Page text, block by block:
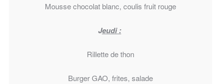
Mousse chocolat blanc, coulis fruit rouge
Jeudi :
Rillette de thon
Burger GAO, frites, salade